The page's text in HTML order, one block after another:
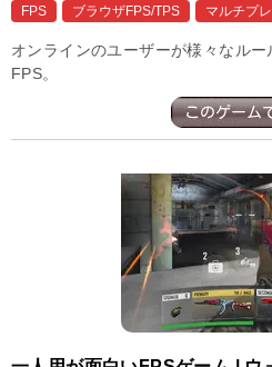
FPS ブラウザFPS/TPS マルチプ
オンラインのユーザーが様々なル
FPS。